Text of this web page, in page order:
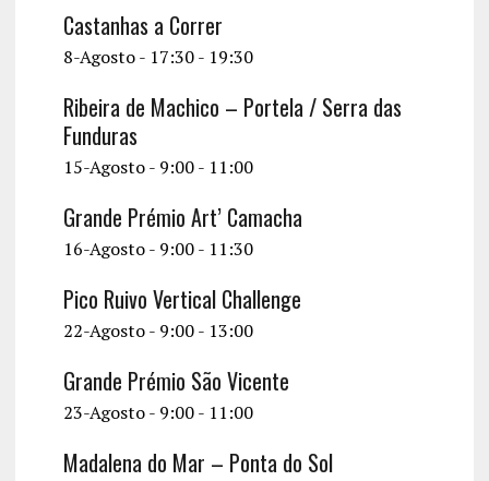
Castanhas a Correr
8-Agosto - 17:30- 19:30
Ribeira de Machico – Portela / Serra das
Funduras
15-Agosto - 9:00- 11:00
Grande Prémio Art’ Camacha
16-Agosto - 9:00- 11:30
Pico Ruivo Vertical Challenge
22-Agosto - 9:00- 13:00
Grande Prémio São Vicente
23-Agosto - 9:00- 11:00
Madalena do Mar – Ponta do Sol